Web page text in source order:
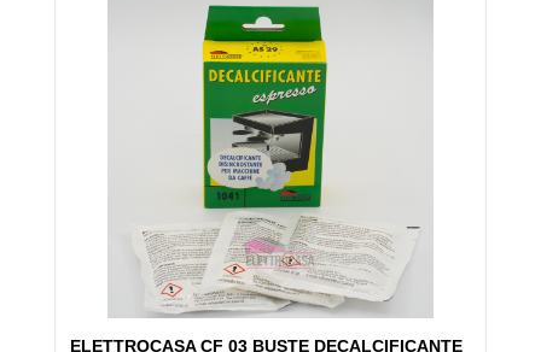
ELETTROCASA CF 03 BUSTE DECALCIFICANTE